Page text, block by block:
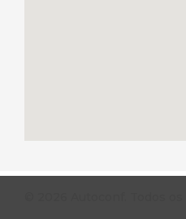
© 2026 Autoconf. Todos